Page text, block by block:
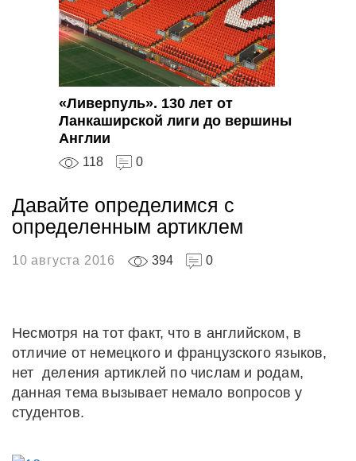
«Ливерпуль». 130 лет от
Ланкаширской лиги до вершины
Англии
118 0
Давайте определимся с
определенным артиклем
10 августа 2016 394 0
Несмотря на тот факт, что в английском, в
отличие от немецкого и французского языков,
нет деления артиклей по числам и родам,
данная тема вызывает немало вопросов у
студентов.